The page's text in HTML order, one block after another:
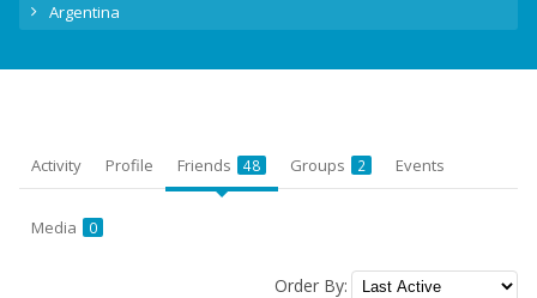
Argentina
Activity Profile Friends 48 Groups 2 Events
Media 0
Order By: